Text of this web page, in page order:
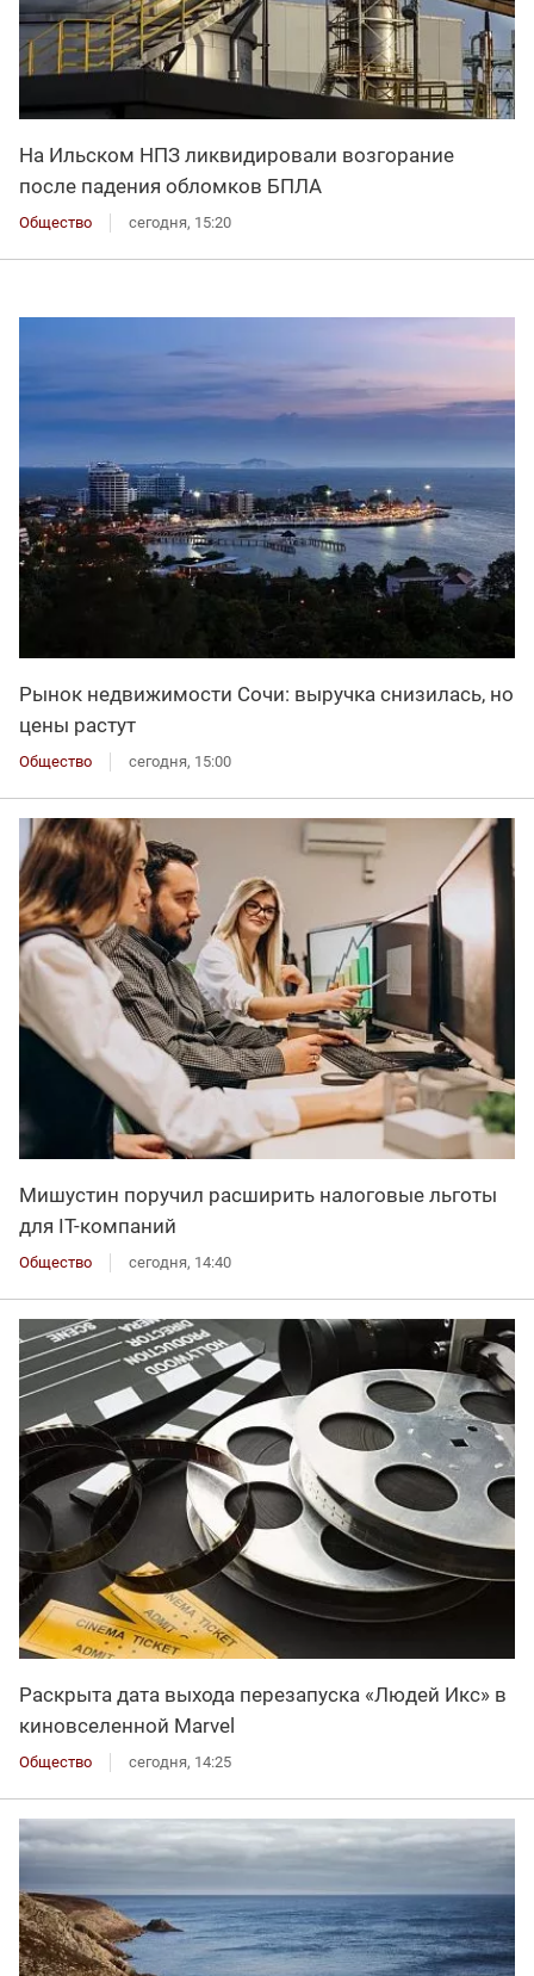
На Ильском НПЗ ликвидировали возгорание
после падения обломков БПЛА
Общество сегодня, 15:20
Рынок недвижимости Сочи: выручка снизилась, но
цены растут
Общество сегодня, 15:00
Мишустин поручил расширить налоговые льготы
для IT-компаний
Общество сегодня, 14:40
Раскрыта дата выхода перезапуска «Людей Икс» в
киновселенной Marvel
Общество сегодня, 14:25